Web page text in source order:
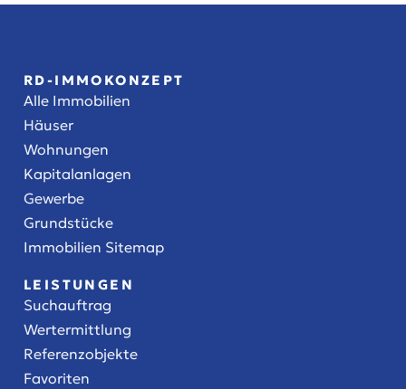
RD-IMMOKONZEPT
Alle Immobilien
Häuser
Wohnungen
Kapitalanlagen
Gewerbe
Grundstücke
Immobilien Sitemap
LEISTUNGEN
Suchauftrag
Wertermittlung
Referenzobjekte
Favoriten